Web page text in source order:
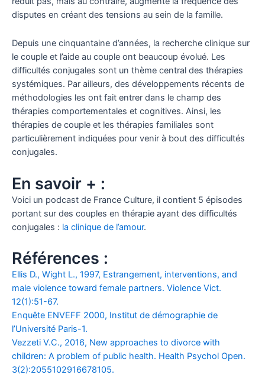
disputes en créant des tensions au sein de la famille.
Depuis une cinquantaine d’années, la recherche clinique sur
le couple et l’aide au couple ont beaucoup évolué. Les
difficultés conjugales sont un thème central des thérapies
systémiques. Par ailleurs, des développements récents de
méthodologies les ont fait entrer dans le champ des
thérapies comportementales et cognitives. Ainsi, les
thérapies de couple et les thérapies familiales sont
particulièrement indiquées pour venir à bout des difficultés
conjugales.
En savoir + :
Voici un podcast de France Culture, il contient 5 épisodes
portant sur des couples en thérapie ayant des difficultés
conjugales : la clinique de l’amour.
Références :
Ellis D., Wight L., 1997, Estrangement, interventions, and
male violence toward female partners. Violence Vict.
12(1):51-67.
Enquête ENVEFF 2000, Institut de démographie de
l’Université Paris-1.
Vezzeti V.C., 2016, New approaches to divorce with
children: A problem of public health. Health Psychol Open.
3(2):2055102916678105.